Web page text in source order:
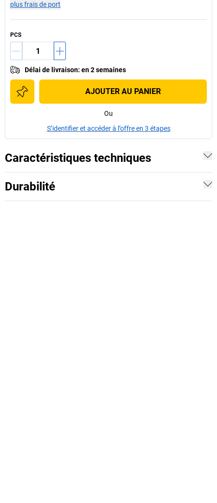
plus frais de port
PCS
Délai de livraison: en 2 semaines
AJOUTER AU PANIER
Ou
S’identifier et accéder à l’offre en 3 étapes
Caractéristiques techniques
Durabilité